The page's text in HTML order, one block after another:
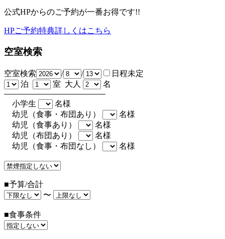
公式HPからのご予約が一番お得です!!
HPご予約特典詳しくはこちら
空室検索
空室検索 / /
日程未定
泊
室 大人 名
小学生
名様
幼児（食事・布団あり）
名様
幼児（食事あり）
名様
幼児（布団あり）
名様
幼児（食事・布団なし）
名様
■予算/合計
〜
■食事条件